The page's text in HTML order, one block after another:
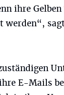
ihre
werden“,
E-Mails